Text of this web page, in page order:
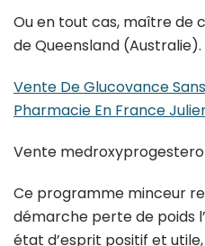
Ou en tout cas, maître de
de Queensland (Australie).
Vente De Glucovance
Pharmacie En France
Vente
Ce programme minceur
démarche perte de poids
état d’esprit positif et